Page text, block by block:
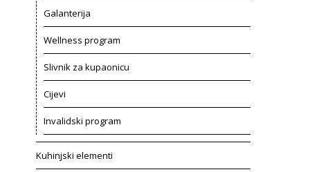
Galanterija
Wellness program
Slivnik za kupaonicu
Cijevi
Invalidski program
Kuhinjski elementi